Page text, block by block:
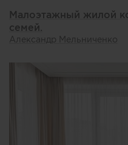
Малоэтажный жилой
семей.
Александр Мельниченко